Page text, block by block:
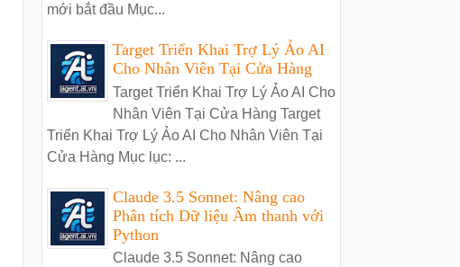
mới bắt đầu Mục...
Target Triển Khai Trợ Lý Ảo AI
Cho Nhân Viên Tại Cửa Hàng
Target Triển Khai Trợ Lý Ảo AI Cho
Nhân Viên Tại Cửa Hàng Target
Triển Khai Trợ Lý Ảo AI Cho Nhân Viên Tại
Cửa Hàng Mục lục: ...
Claude 3.5 Sonnet: Nâng cao
Phân tích Dữ liệu Âm thanh với
Python
Claude 3.5 Sonnet: Nâng cao